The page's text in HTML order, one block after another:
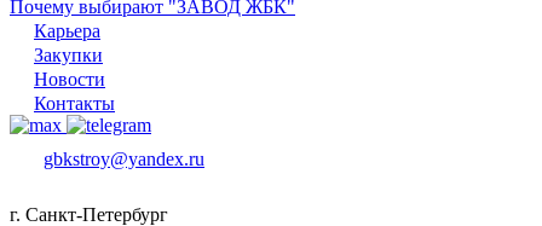
Почему выбирают "ЗАВОД ЖБК"
Карьера
Закупки
Новости
Контакты
gbkstroy@yandex.ru
г. Санкт-Петербург